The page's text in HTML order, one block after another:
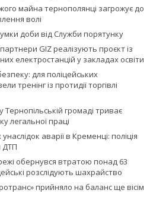
майна тернополянці загрожує до
волі
доби від Служби порятунку
GIZ реалізують проєкт із
електростанцій у закладах освіти
для поліцейських
тренінг із протидії торгівлі
Тернопільській громаді триває
легальної праці
аварії в Кременці: поліція
ДТП
обернувся втратою понад 63
розслідують шахрайство
прийняло на баланс ще вісім